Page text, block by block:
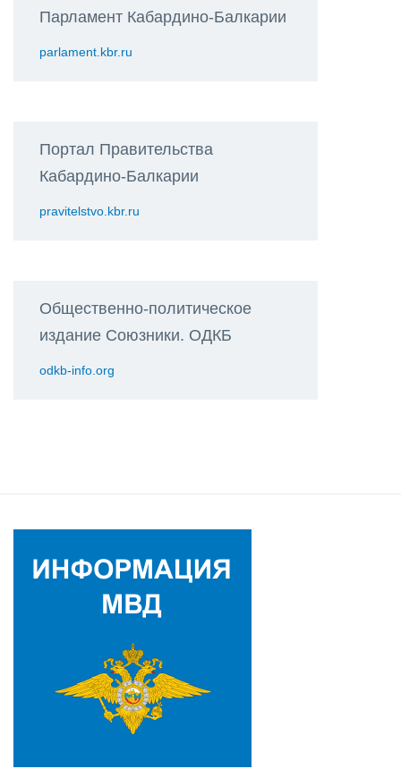
Парламент Кабардино-Балкарии
parlament.kbr.ru
Портал Правительства
Кабардино-Балкарии
pravitelstvo.kbr.ru
Общественно-политическое
издание Союзники. ОДКБ
odkb-info.org